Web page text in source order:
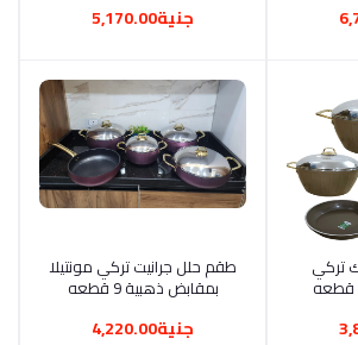
جنية5,170.00
تركي أضف إلى السلة
طقم حلل جرانيت تركي مونتيلا
بمقابض ذهبية 9 قطعه
جنية4,220.00